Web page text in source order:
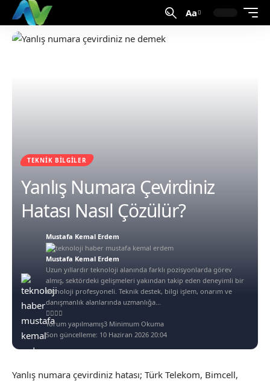
Aa
TEKNIK BILGILER
Yanlış Numara Çevirdiniz
Hatası Nasıl Çözülür?
Son güncelleme: 10 Haziran 2026 20:04
Mustafa Kemal Erdem
Mustafa Kemal Erdem
Uzun yıllardır teknoloji alanında farklı pozisyonlarda görev
almış, sektördeki gelişmeleri yakından takip eden deneyimli bir
teknoloji profesyoneli. Teknik destek, bilgi işlem, onarım ve
danışmanlık alanlarında uzmanlığa...
Yorum yapılmamış3 Minimum Okuma
Yanlış numara çevirdiniz hatası; Türk Telekom, Bimcell,